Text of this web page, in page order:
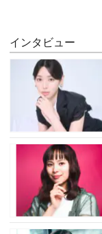
インタビュー